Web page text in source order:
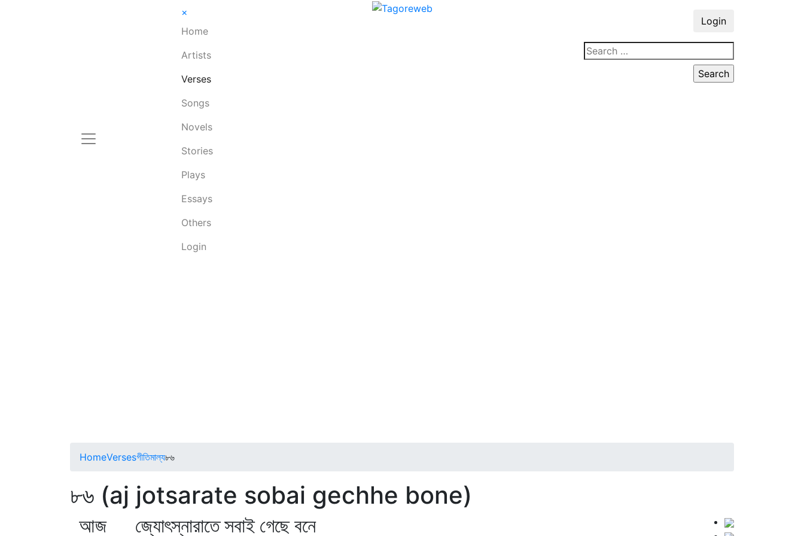
×
Home
Artists
Verses
Songs
Novels
Stories
Plays
Essays
Others
Login
Login
HomeVersesগীতিমাল্য৮৬
৮৬ (aj jotsarate sobai gechhe bone)
আজ জ্যোৎস্নারাতে সবাই গেছে বনে